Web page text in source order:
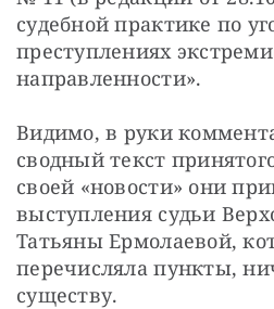
судебной практике по
преступлениях
направленности».
Видимо, в руки
сводный текст
своей «новости» они
выступления судьи
Татьяны Ермолаевой,
перечисляла пункты,
существу.